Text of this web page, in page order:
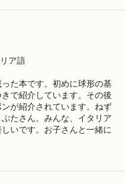
ア語
た本です。初めに球形の基
で紹介しています。その後
が紹介されています。ねず
たさん。みんな、イタリア
いです。お子さんと一緒に